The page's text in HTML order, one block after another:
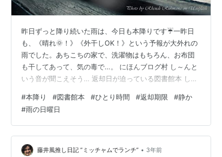
昨日ずっと降り続いた雨は、今日も本降りです☔️一昨日
も、《晴れ🌞！》《外干しOK！》という予報が大外れの
雨でした。あちこちの家で、洗濯物はもちろん、お布団
も干してあって、気の毒で…。 にほんブログ村 し～んと
いう音が聞こえそう… 返却日が迫っている図書館本 し～
もかかわらず、夫は趣味のスポーツの練習に出かけてい
ます。ちなみにアウトドアスポーツね！出社よりずっと
早い、６時半出発。 もし大雨だったら、中止になったり
しないの？ …とついつい尋ねる私。何度も同じことを尋
ねているような気もするけれど、濡れるのが嫌いな私に
#本降り #図書館本 #ひとり時間 #返却期限 #静か
#雨の日曜日
藤井風推し日記 ”ミッチャムでランチ” • 3年前